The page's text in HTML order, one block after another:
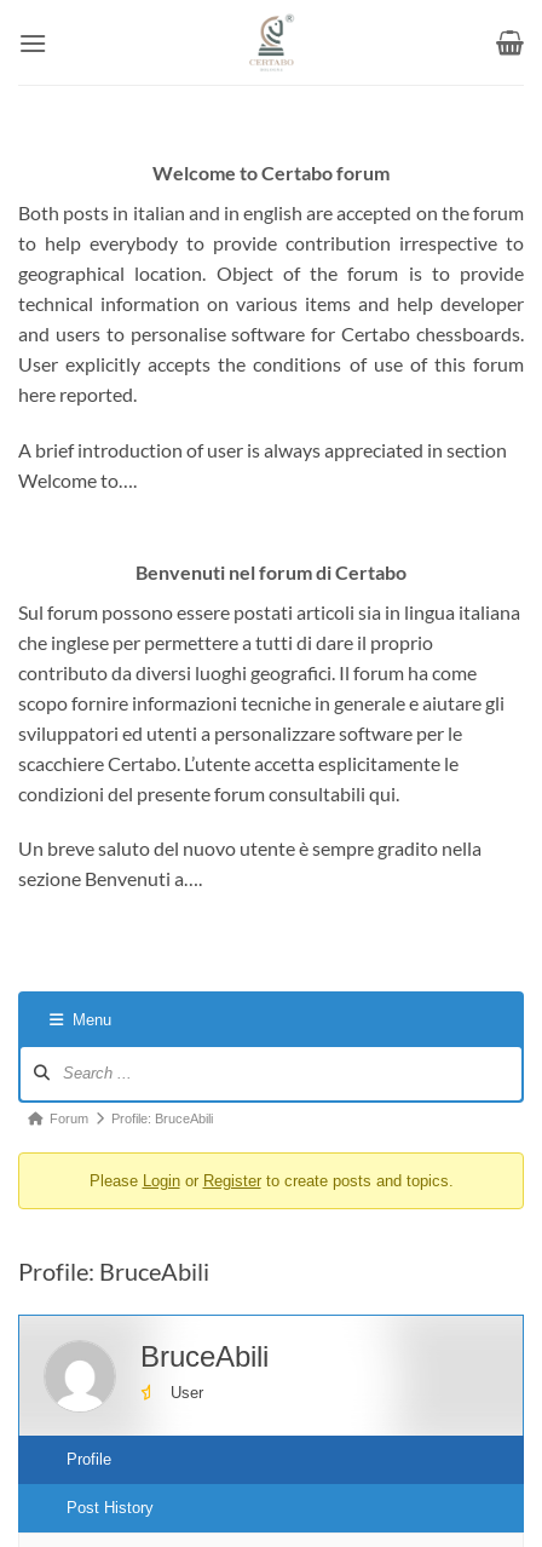
Welcome to Certabo forum
Both posts in italian and in english are accepted on the forum
to help everybody to provide contribution irrespective to
geographical location. Object of the forum is to provide
technical information on various items and help developer
and users to personalise software for Certabo chessboards.
User explicitly accepts the conditions of use of this forum
here reported.
A brief introduction of user is always appreciated in section
Welcome to….
Benvenuti nel forum di Certabo
Sul forum possono essere postati articoli sia in lingua italiana
che inglese per permettere a tutti di dare il proprio
contributo da diversi luoghi geografici. Il forum ha come
scopo fornire informazioni tecniche in generale e aiutare gli
sviluppatori ed utenti a personalizzare software per le
scacchiere Certabo. L’utente accetta esplicitamente le
condizioni del presente forum consultabili qui.
Un breve saluto del nuovo utente è sempre gradito nella
sezione Benvenuti a….
Menu
Navigation
Forum
You
here:
Forum Profile: BruceAbili
Please Loginor Registerto create posts and topics.
Profile: BruceAbili
BruceAbili
User
Profile
Post History